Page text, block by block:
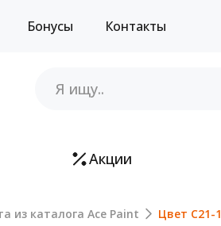
Бонусы Контакты
Акции
из каталога Ace Paint Цвет C21-1